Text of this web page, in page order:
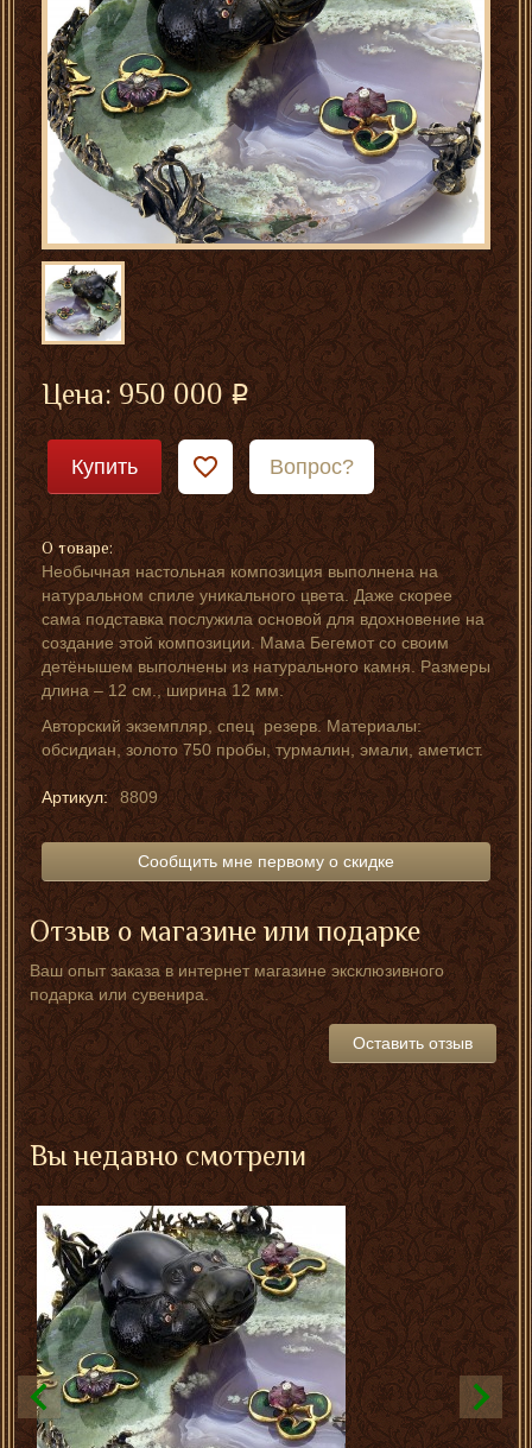
Цена:950 000
Купить Вопрос?
О товаре:
Необычная настольная композиция выполнена на
натуральном спиле уникального цвета. Даже скорее
сама подставка послужила основой для вдохновение на
создание этой композиции. Мама Бегемот со своим
детёнышем выполнены из натурального камня. Размеры
длина – 12 см., ширина 12 мм.
Авторский экземпляр, спец резерв. Материалы:
обсидиан, золото 750 пробы, турмалин, эмали, аметист.
Артикул: 8809
Сообщить мне первому о скидке
Отзыв о магазине или подарке
Ваш опыт заказа в интернет магазине эксклюзивного
подарка или сувенира.
Оставить отзыв
Вы недавно смотрели